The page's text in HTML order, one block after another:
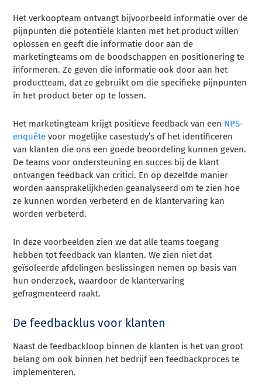
Het verkoopteam ontvangt bijvoorbeeld informatie over de
pijnpunten die potentiële klanten met het product willen
oplossen en geeft die informatie door aan de
marketingteams om de boodschappen en positionering te
informeren. Ze geven die informatie ook door aan het
productteam, dat ze gebruikt om die specifieke pijnpunten
in het product beter op te lossen.
Het marketingteam krijgt positieve feedback van een NPS-
enquête voor mogelijke casestudy’s of het identificeren
van klanten die ons een goede beoordeling kunnen geven.
De teams voor ondersteuning en succes bij de klant
ontvangen feedback van critici. En op dezelfde manier
worden aansprakelijkheden geanalyseerd om te zien hoe
ze kunnen worden verbeterd en de klantervaring kan
worden verbeterd.
In deze voorbeelden zien we dat alle teams toegang
hebben tot feedback van klanten. We zien niet dat
geïsoleerde afdelingen beslissingen nemen op basis van
hun onderzoek, waardoor de klantervaring
gefragmenteerd raakt.
De feedbacklus voor klanten
Naast de feedbackloop binnen de klanten is het van groot
belang om ook binnen het bedrijf een feedbackproces te
implementeren.